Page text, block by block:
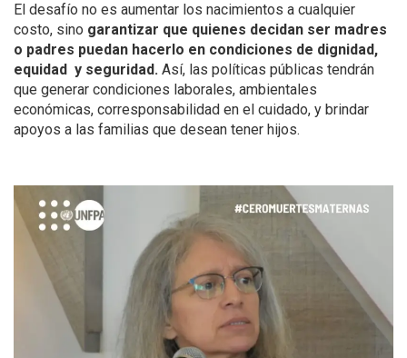
El desafío no es aumentar los nacimientos a cualquier
costo, sino garantizar que quienes decidan ser madres
o padres puedan hacerlo en condiciones de dignidad,
equidad y seguridad. Así, las políticas públicas tendrán
que generar condiciones laborales, ambientales
económicas, corresponsabilidad en el cuidado, y brindar
apoyos a las familias que desean tener hijos.